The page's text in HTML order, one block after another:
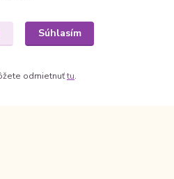
Súhlasím
odmietnuťtu.